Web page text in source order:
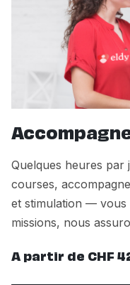
Quelques heures par
courses,
et stimulation — vous
missions, nous
A partir de CHF